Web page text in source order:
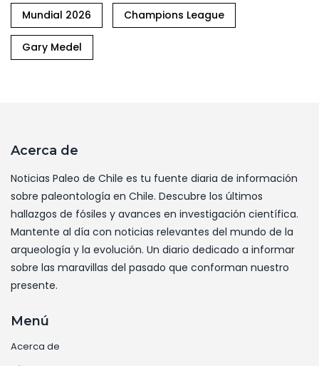
Mundial 2026 Champions League
Gary Medel
Acerca de
Noticias Paleo de Chile es tu fuente diaria de información
sobre paleontología en Chile. Descubre los últimos
hallazgos de fósiles y avances en investigación científica.
Mantente al día con noticias relevantes del mundo de la
arqueología y la evolución. Un diario dedicado a informar
sobre las maravillas del pasado que conforman nuestro
presente.
Menú
Acerca de